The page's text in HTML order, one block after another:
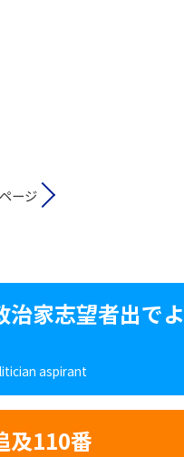
ージ
治家志望者出でよ
aspirant
及110番